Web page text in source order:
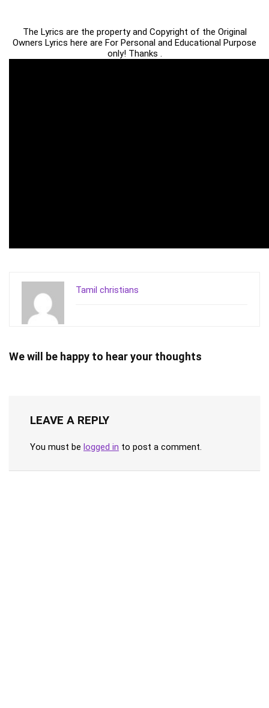
The Lyrics are the property and Copyright of the Original
Owners Lyrics here are For Personal and Educational Purpose
only! Thanks .
Tamil christians
We will be happy to hear your thoughts
LEAVE A REPLY
You must be logged in to post a comment.